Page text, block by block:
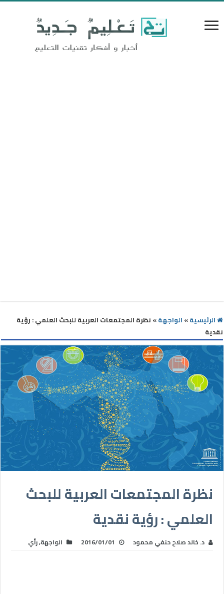
الرئيسية» الواجهة» نظرة المجتمعات العربية للبحث العلمي : رؤية
نقدية
نظرة المجتمعات العربية للبحث
العلمي : رؤية نقدية
د. خالد صلاح حنفي محمود 2016/01/01 الواجهة,رأي